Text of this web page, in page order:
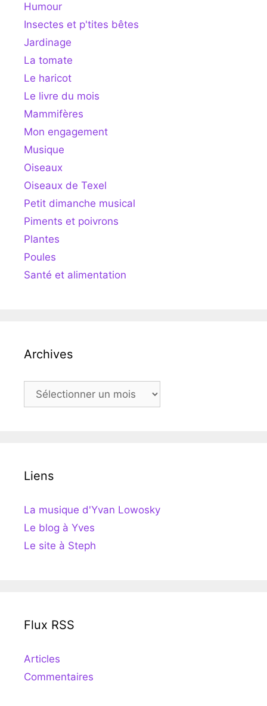
Humour
Insectes et p'tites bêtes
Jardinage
La tomate
Le haricot
Le livre du mois
Mammifères
Mon engagement
Musique
Oiseaux
Oiseaux de Texel
Petit dimanche musical
Piments et poivrons
Plantes
Poules
Santé et alimentation
Archives
Archives
Liens
La musique d'Yvan Lowosky
Le blog à Yves
Le site à Steph
Flux RSS
Articles
Commentaires